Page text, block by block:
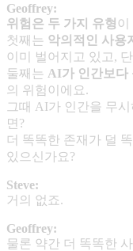
Geoffrey:
위험은 두 가지 유형 이
첫째는 악의적인 사용
이미 벌어지고 있고,
둘째는 AI가 인간보다
의 위험이에요.
그때 AI가 인간을 무
면?
더 똑똑한 존재가 덜
있으신가요?
Steve:
거의 없죠.
Geoffrey:
물론 약간 더 똑똑한